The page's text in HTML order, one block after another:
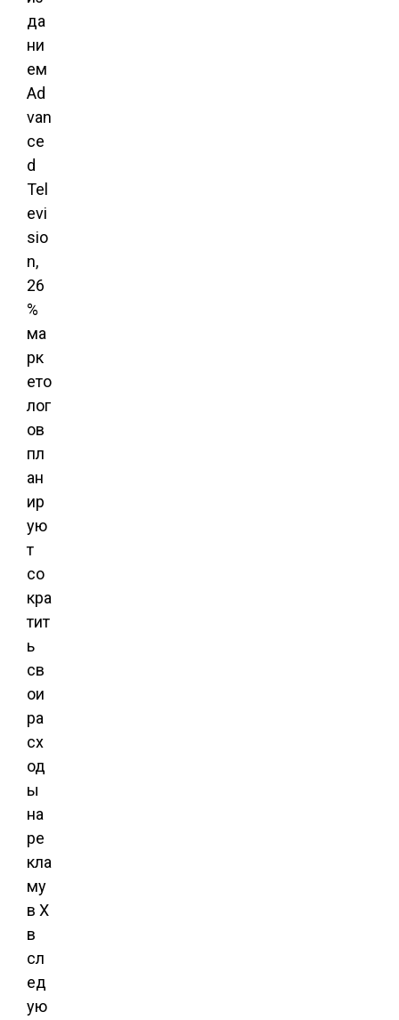
да
ни
ем
Ad
van
ce
d
Tel
evi
sio
n,
26
%
ма
рк
ето
лог
ов
пл
ан
ир
ую
т
со
кра
тит
ь
св
ои
ра
сх
од
ы
на
ре
кла
му
в X
в
сл
ед
ую